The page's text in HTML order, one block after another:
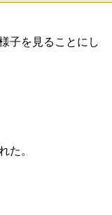
子を見ることにし
た。